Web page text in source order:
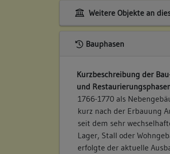
Weitere Objekte an
Bauphasen
Kurzbeschreibung der
und
1766-1770 als
kurz nach der Erbauung
seit dem sehr
Lager, Stall oder
erfolgte der aktuelle